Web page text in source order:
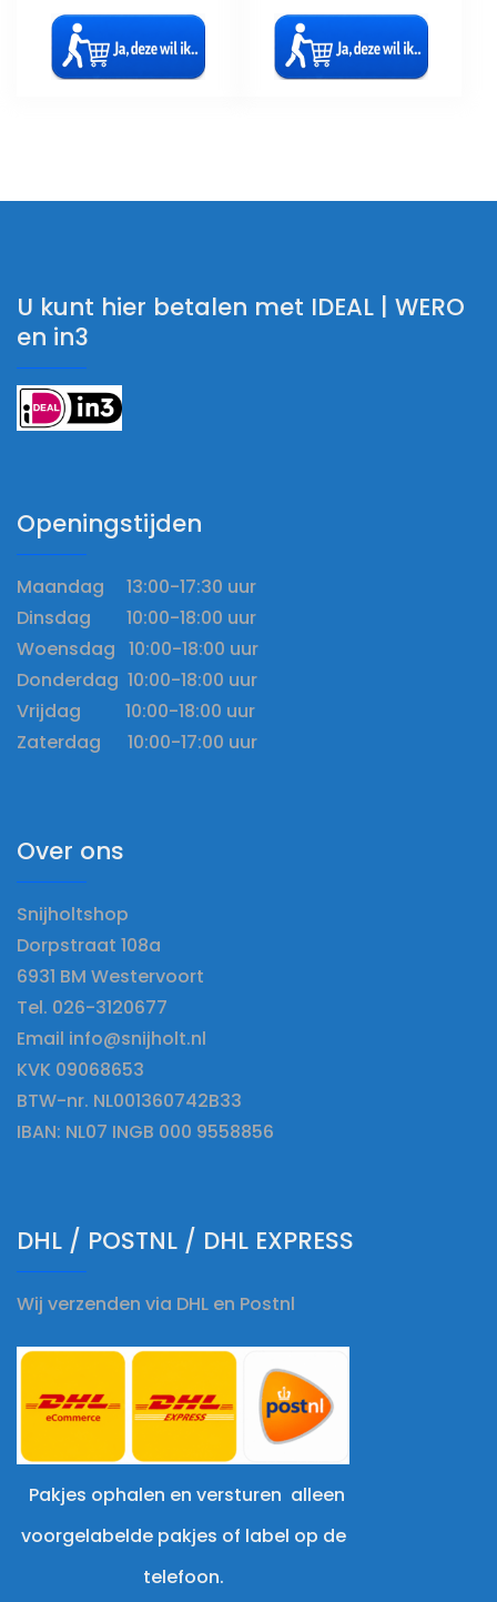
U kunt hier betalen met IDEAL | WERO
en in3
Openingstijden
Maandag 13:00-17:30 uur
Dinsdag 10:00-18:00 uur
Woensdag 10:00-18:00 uur
Donderdag 10:00-18:00 uur
Vrijdag 10:00-18:00 uur
Zaterdag 10:00-17:00 uur
Over ons
Snijholtshop
Dorpstraat 108a
6931 BM Westervoort
Tel. 026-3120677
Email info@snijholt.nl
KVK 09068653
BTW-nr. NL001360742B33
IBAN: NL07 INGB 000 9558856
DHL / POSTNL / DHL EXPRESS
Wij verzenden via DHL en Postnl
Pakjes ophalen en versturen alleen
voorgelabelde pakjes of label op de
telefoon.